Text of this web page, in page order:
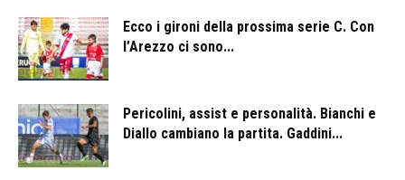
Ecco i gironi della prossima serie C. Con
l’Arezzo ci sono...
Pericolini, assist e personalità. Bianchi e
Diallo cambiano la partita. Gaddini...